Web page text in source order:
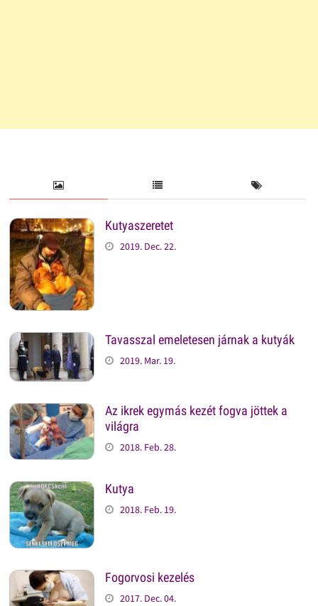
Kutyaszeretet
2019. Dec. 22.
Tavasszal emeletesen járnak a kutyák
2019. Mar. 19.
Az ikrek egymás kezét fogva jöttek a
világra
2018. Feb. 28.
Kutya
2018. Feb. 19.
Fogorvosi kezelés
2017. Dec. 04.